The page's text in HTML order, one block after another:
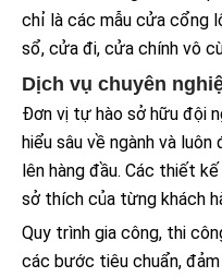
chỉ là các mẫu cửa cổng
sổ, cửa đi, cửa chính vô
Dịch vụ chuyên
Đơn vị tự hào sở hữu đội
hiểu sâu về ngành và
lên hàng đầu. Các thiết
sở thích của từng khách
Quy trình gia công, thi
các bước tiêu chuẩn,